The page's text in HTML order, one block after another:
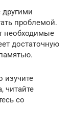
проблемой.
необходимые
достаточную
изучите
читайте
со